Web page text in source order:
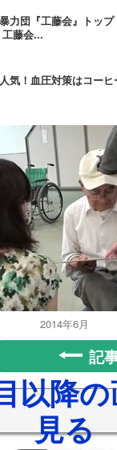
力団『工藤会』トッ
藤会...
気！血圧対策はコー
2014年6月
記
以降
見る